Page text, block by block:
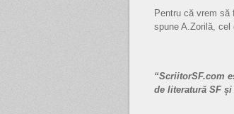
Pentru că vrem să
spune A.Zorilă, cel
“ScriitorSF.com
de literatură SF